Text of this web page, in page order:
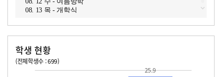
08. 12 수 - 여름방학
08. 13 목 - 개학식
학생 현황
(전체학생수 : 699)
25.9